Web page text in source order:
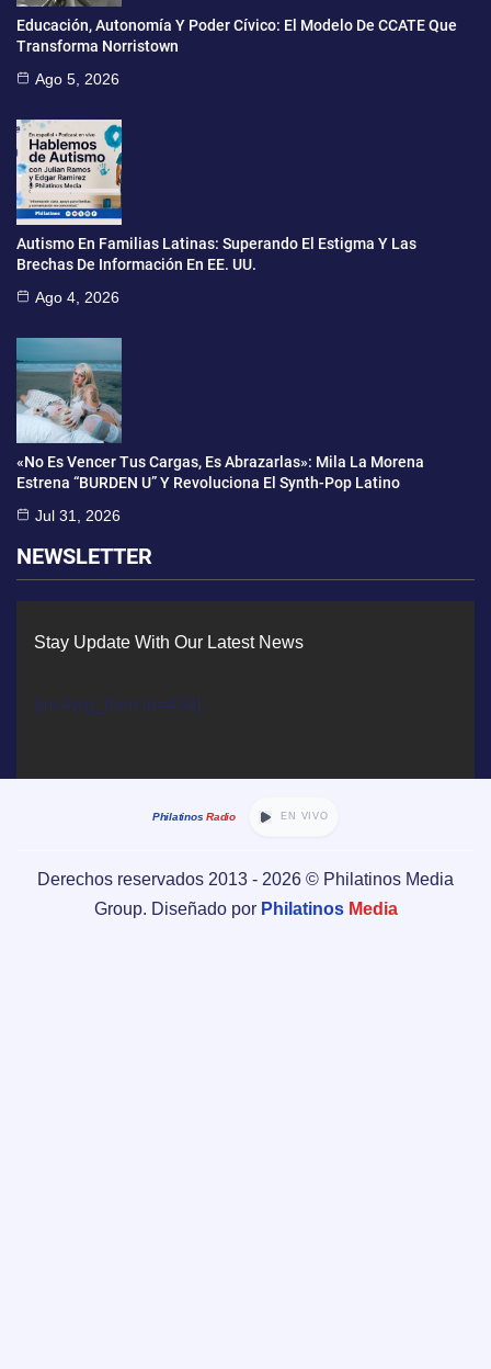
Educación, Autonomía Y Poder Cívico: El Modelo De CCATE Que
Transforma Norristown
Ago 5, 2026
Autismo En Familias Latinas: Superando El Estigma Y Las
Brechas De Información En EE. UU.
Ago 4, 2026
«No Es Vencer Tus Cargas, Es Abrazarlas»: Mila La Morena
Estrena “BURDEN U” Y Revoluciona El Synth-Pop Latino
Jul 31, 2026
NEWSLETTER
Stay Update With Our Latest News
[mc4wp_form id=434]
Philatinos Radio EN VIVO
Derechos reservados 2013 - 2026 © Philatinos Media
Group. Diseñado por Philatinos Media